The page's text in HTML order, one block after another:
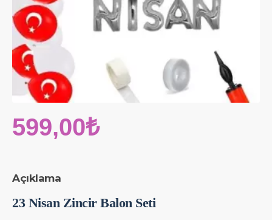
Açıklama
23 Nisan Zincir Balon Seti
599,00₺